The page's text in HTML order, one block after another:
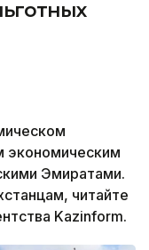
экономическим
Эмиратами.
читайте
Kazinform.